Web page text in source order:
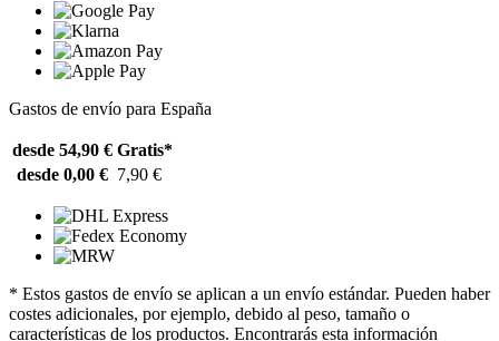
Gastos de envío para España
desde 54,90 € Gratis*
desde 0,00 € 7,90 €
* Estos gastos de envío se aplican a un envío estándar. Pueden haber
costes adicionales, por ejemplo, debido al peso, tamaño o
características de los productos. Encontrarás esta información